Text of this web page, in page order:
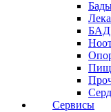
БАД
Сервисы